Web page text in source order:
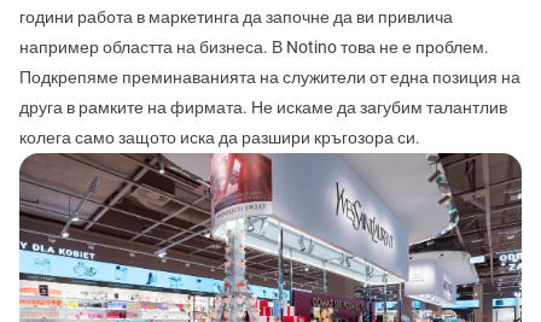
години работа в маркетинга да започне да ви привлича
например областта на бизнеса. В Notino това не е проблем.
Подкрепяме преминаванията на служители от една позиция на
друга в рамките на фирмата. Не искаме да загубим талантлив
колега само защото иска да разшири кръгозора си.